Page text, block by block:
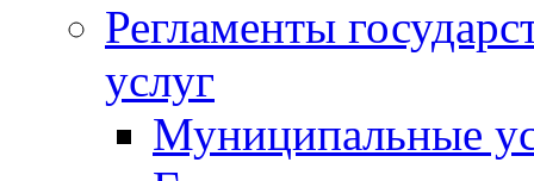
Регламенты
услуг
Муниципальные